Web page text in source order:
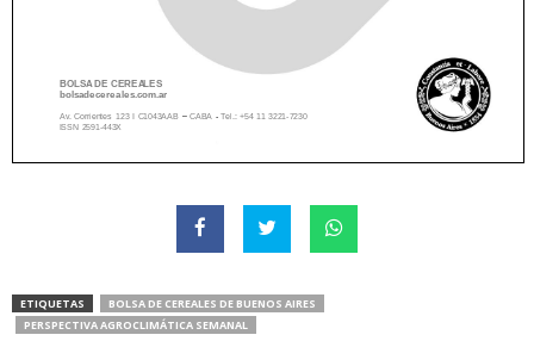
ETIQUETAS
BOLSA DE CEREALES DE BUENOS AIRES
PERSPECTIVA AGROCLIMÁTICA SEMANAL